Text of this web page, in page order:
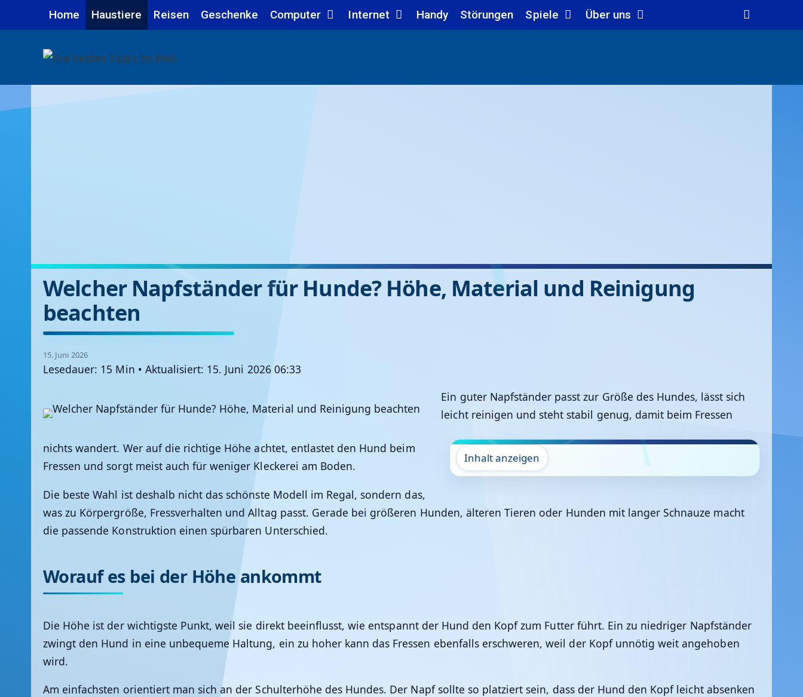
Inhalt
Home Haustiere Reisen Geschenke Computer Internet Handy Störungen Spiele Über uns
Welcher Napfständer für Hunde? Höhe, Material und Reinigung
beachten
15. Juni 2026
Lesedauer: 15 Min • Aktualisiert: 15. Juni 2026 06:33
Inhalt anzeigen
Ein guter Napfständer passt zur Größe des Hundes, lässt sich
leicht reinigen und steht stabil genug, damit beim Fressen
nichts wandert. Wer auf die richtige Höhe achtet, entlastet den Hund beim
Fressen und sorgt meist auch für weniger Kleckerei am Boden.
Die beste Wahl ist deshalb nicht das schönste Modell im Regal, sondern das,
was zu Körpergröße, Fressverhalten und Alltag passt. Gerade bei größeren Hunden, älteren Tieren oder Hunden mit langer Schnauze macht
die passende Konstruktion einen spürbaren Unterschied.
Worauf es bei der Höhe ankommt
Die Höhe ist der wichtigste Punkt, weil sie direkt beeinflusst, wie entspannt der Hund den Kopf zum Futter führt. Ein zu niedriger Napfständer
zwingt den Hund in eine unbequeme Haltung, ein zu hoher kann das Fressen ebenfalls erschweren, weil der Kopf unnötig weit angehoben
wird.
Am einfachsten orientiert man sich an der Schulterhöhe des Hundes. Der Napf sollte so platziert sein, dass der Hund den Kopf leicht absenken